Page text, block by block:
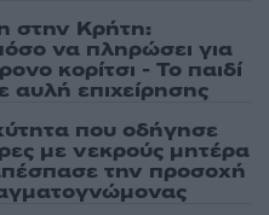
στην Κρήτη:
να πληρώσει για
κορίτσι - Το παιδί
αυλή επιχείρησης
που οδήγησε
με νεκρούς μητέρα
την προσοχή